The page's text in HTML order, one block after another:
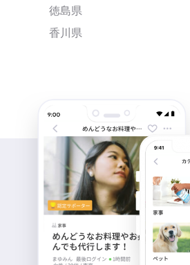
徳島県
香川県